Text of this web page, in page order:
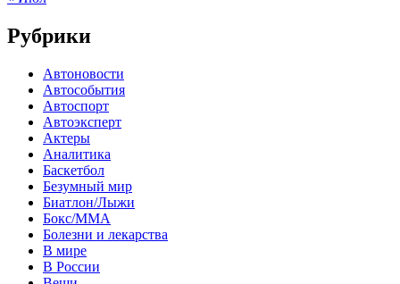
Рубрики
Автоновости
Автособытия
Автоспорт
Автоэксперт
Актеры
Аналитика
Баскетбол
Безумный мир
Биатлон/Лыжи
Бокс/MMA
Болезни и лекарства
В мире
В России